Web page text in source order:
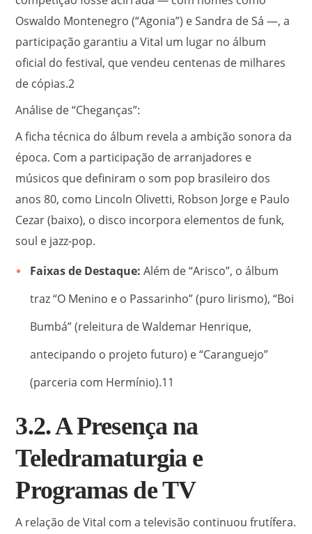
Oswaldo Montenegro (“Agonia”) e Sandra de Sá —, a
participação garantiu a Vital um lugar no álbum
oficial do festival, que vendeu centenas de milhares
de cópias.2
Análise de “Cheganças”:
A ficha técnica do álbum revela a ambição sonora da
época. Com a participação de arranjadores e
músicos que definiram o som pop brasileiro dos
anos 80, como Lincoln Olivetti, Robson Jorge e Paulo
Cezar (baixo), o disco incorpora elementos de funk,
soul e jazz-pop.
Faixas de Destaque: Além de “Arisco”, o álbum
traz “O Menino e o Passarinho” (puro lirismo), “Boi
Bumbá” (releitura de Waldemar Henrique,
antecipando o projeto futuro) e “Caranguejo”
(parceria com Hermínio).11
3.2. A Presença na
Teledramaturgia e
Programas de TV
A relação de Vital com a televisão continuou frutífera.